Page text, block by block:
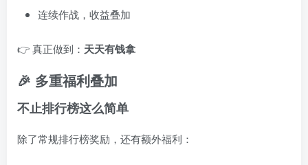
连续作战，收益叠加
👉 真正做到： 天天有钱拿
🎉 多重福利叠加
不止排行榜这么简单
除了常规排行榜奖励，还有额外福利：